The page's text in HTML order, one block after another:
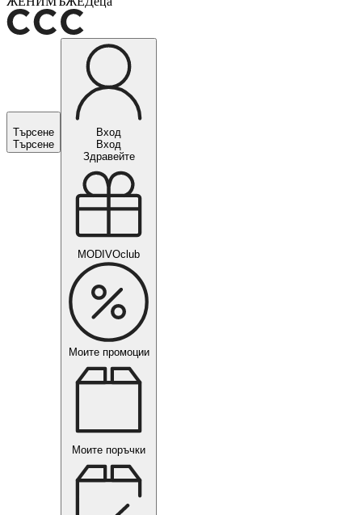
Търсене
Търсене
Вход
Вход
Здравейте
MODIVOclub
Моите промоции
Моите поръчки